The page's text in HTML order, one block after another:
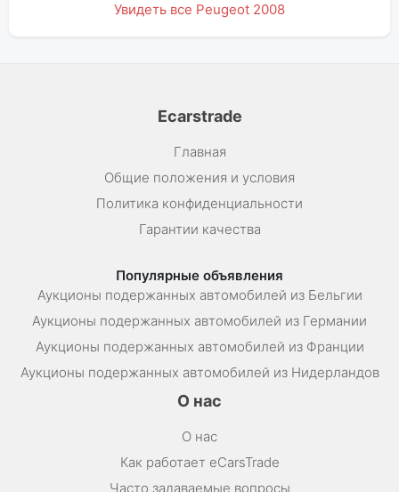
Увидеть все Peugeot 2008
Ecarstrade
Главная
Общие положения и условия
Политика конфиденциальности
Гарантии качества
Популярные объявления
Аукционы подержанных автомобилей из Бельгии
Аукционы подержанных автомобилей из Германии
Аукционы подержанных автомобилей из Франции
Аукционы подержанных автомобилей из Нидерландов
О нас
О нас
Как работает eCarsTrade
Часто задаваемые вопросы